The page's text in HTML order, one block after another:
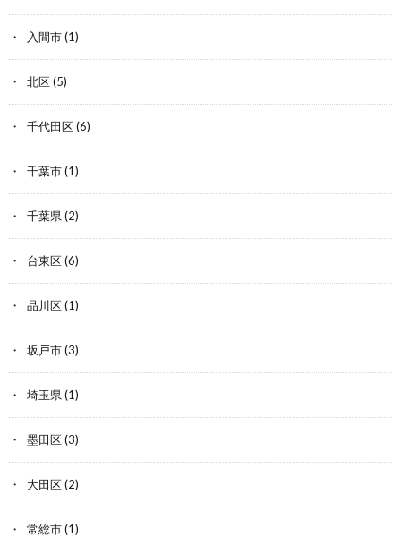
入間市(1)
北区(5)
千代田区(6)
千葉市(1)
千葉県(2)
台東区(6)
品川区(1)
坂戸市(3)
埼玉県(1)
墨田区(3)
大田区(2)
常総市(1)